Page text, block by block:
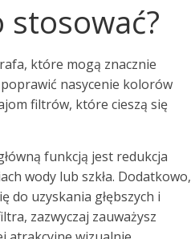
które mogą znacznie
nasycenie kolorów
filtrów, które cieszą się
funkcją jest redukcja
wody lub szkła. Dodatkowo,
do uzyskania głębszych i
zazwyczaj zauważysz